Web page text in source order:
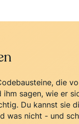
die
ihm sagen, wie er
Du kannst sie
was nicht - und